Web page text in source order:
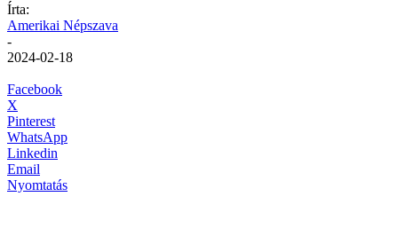
Írta:
Amerikai Népszava
-
2024-02-18
Facebook
X
Pinterest
WhatsApp
Linkedin
Email
Nyomtatás